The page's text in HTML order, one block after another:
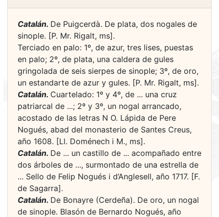
Catalán. De Puigcerdà. De plata, dos nogales de
sinople. [P. Mr. Rigalt, ms].
Terciado en palo: 1º, de azur, tres lises, puestas
en palo; 2º, de plata, una caldera de gules
gringolada de seis sierpes de sinople; 3º, de oro,
un estandarte de azur y gules. [P. Mr. Rigalt, ms].
Catalán. Cuartelado: 1º y 4º, de ... una cruz
patriarcal de ...; 2º y 3º, un nogal arrancado,
acostado de las letras N O. Lápida de Pere
Nogués, abad del monasterio de Santes Creus,
año 1608. [Ll. Doménech i M., ms].
Catalán. De ... un castillo de ... acompañado entre
dos árboles de ..., surmontado de una estrella de
... Sello de Felip Nogués i d’Anglesell, año 1717. [F.
de Sagarra].
Catalán. De Bonayre (Cerdeña). De oro, un nogal
de sinople. Blasón de Bernardo Nogués, año